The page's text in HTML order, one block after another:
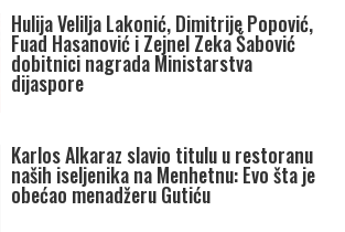
Hulija Velilja Lakonić, Dimitrije Popović,
Fuad Hasanović i Zejnel Zeka Šabović
dobitnici nagrada Ministarstva
dijaspore
Karlos Alkaraz slavio titulu u restoranu
naših iseljenika na Menhetnu: Evo šta je
obećao menadžeru Gutiću